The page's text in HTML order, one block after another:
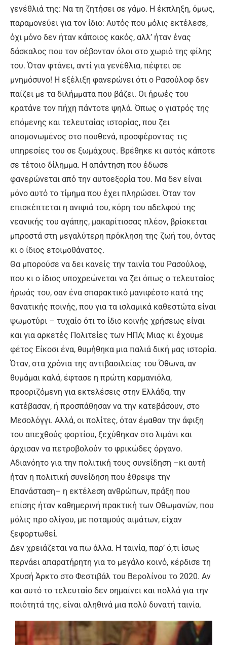
γενέθλιά της: Να τη ζητήσει σε γάμο. Η έκπληξη, όμως,
παραμονεύει για τον ίδιο: Αυτός που μόλις εκτέλεσε,
όχι μόνο δεν ήταν κάποιος κακός, αλλ’ ήταν ένας
δάσκαλος που τον σέβονταν όλοι στο χωριό της φίλης
του. Όταν φτάνει, αντί για γενέθλια, πέφτει σε
μνημόσυνο! Η εξέλιξη φανερώνει ότι ο Ρασούλοφ δεν
παίζει με τα διλήμματα που βάζει. Οι ήρωές του
κρατάνε τον πήχη πάντοτε ψηλά. Όπως ο γιατρός της
επόμενης και τελευταίας ιστορίας, που ζει
απομονωμένος στο πουθενά, προσφέροντας τις
υπηρεσίες του σε ξωμάχους. Βρέθηκε κι αυτός κάποτε
σε τέτοιο δίλημμα. Η απάντηση που έδωσε
φανερώνεται από την αυτοεξορία του. Μα δεν είναι
μόνο αυτό το τίμημα που έχει πληρώσει. Όταν τον
επισκέπτεται η ανιψιά του, κόρη του αδελφού της
νεανικής του αγάπης, μακαρίτισσας πλέον, βρίσκεται
μπροστά στη μεγαλύτερη πρόκληση της ζωή του, όντας
κι ο ίδιος ετοιμοθάνατος.
Θα μπορούσε να δει κανείς την ταινία του Ρασούλοφ,
που κι ο ίδιος υποχρεώνεται να ζει όπως ο τελευταίος
ήρωάς του, σαν ένα σπαρακτικό μανιφέστο κατά της
θανατικής ποινής, που για τα ισλαμικά καθεστώτα είναι
ψωμοτύρι – τυχαίο ότι το ίδιο κοινής χρήσεως είναι
και για αρκετές Πολιτείες των ΗΠΑ; Μιας κι έχουμε
φέτος Είκοσι ένα, θυμήθηκα μια παλιά δική μας ιστορία.
Όταν, στα χρόνια της αντιβασιλείας του Όθωνα, αν
θυμάμαι καλά, έφτασε η πρώτη καρμανιόλα,
προοριζόμενη για εκτελέσεις στην Ελλάδα, την
κατέβασαν, ή προσπάθησαν να την κατεβάσουν, στο
Μεσολόγγι. Αλλά, οι πολίτες, όταν έμαθαν την άφιξη
του απεχθούς φορτίου, ξεχύθηκαν στο λιμάνι και
άρχισαν να πετροβολούν το φρικώδες όργανο.
Αδιανόητο για την πολιτική τους συνείδηση –κι αυτή
ήταν η πολιτική συνείδηση που έθρεψε την
Επανάσταση– η εκτέλεση ανθρώπων, πράξη που
επίσης ήταν καθημερινή πρακτική των Οθωμανών, που
μόλις προ ολίγου, με ποταμούς αιμάτων, είχαν
ξεφορτωθεί.
Δεν χρειάζεται να πω άλλα. Η ταινία, παρ’ ό,τι ίσως
περνάει απαρατήρητη για το μεγάλο κοινό, κέρδισε τη
Χρυσή Άρκτο στο Φεστιβάλ του Βερολίνου το 2020. Αν
και αυτό το τελευταίο δεν σημαίνει και πολλά για την
ποιότητά της, είναι αληθινά μια πολύ δυνατή ταινία.